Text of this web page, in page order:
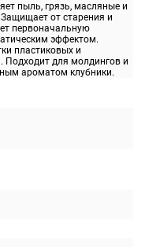
пыль, грязь, масляные и
от старения и
первоначальную
эффектом.
пластиковых и
Подходит для молдингов и
ароматом клубники.